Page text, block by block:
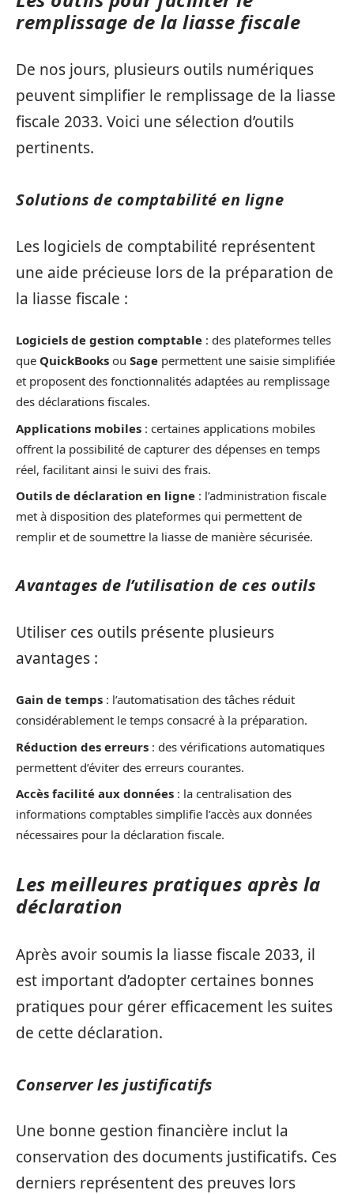
remplissage de la liasse fiscale
De nos jours, plusieurs outils numériques
peuvent simplifier le remplissage de la liasse
fiscale 2033. Voici une sélection d’outils
pertinents.
Solutions de comptabilité en ligne
Les logiciels de comptabilité représentent
une aide précieuse lors de la préparation de
la liasse fiscale :
Logiciels de gestion comptable : des plateformes telles
que QuickBooks ou Sage permettent une saisie simplifiée
et proposent des fonctionnalités adaptées au remplissage
des déclarations fiscales.
Applications mobiles : certaines applications mobiles
offrent la possibilité de capturer des dépenses en temps
réel, facilitant ainsi le suivi des frais.
Outils de déclaration en ligne : l’administration fiscale
met à disposition des plateformes qui permettent de
remplir et de soumettre la liasse de manière sécurisée.
Avantages de l’utilisation de ces outils
Utiliser ces outils présente plusieurs
avantages :
Gain de temps : l’automatisation des tâches réduit
considérablement le temps consacré à la préparation.
Réduction des erreurs : des vérifications automatiques
permettent d’éviter des erreurs courantes.
Accès facilité aux données : la centralisation des
informations comptables simplifie l’accès aux données
nécessaires pour la déclaration fiscale.
Les meilleures pratiques après la
déclaration
Après avoir soumis la liasse fiscale 2033, il
est important d’adopter certaines bonnes
pratiques pour gérer efficacement les suites
de cette déclaration.
Conserver les justificatifs
Une bonne gestion financière inclut la
conservation des documents justificatifs. Ces
derniers représentent des preuves lors